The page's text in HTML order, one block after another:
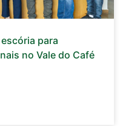
para
no Vale do Café